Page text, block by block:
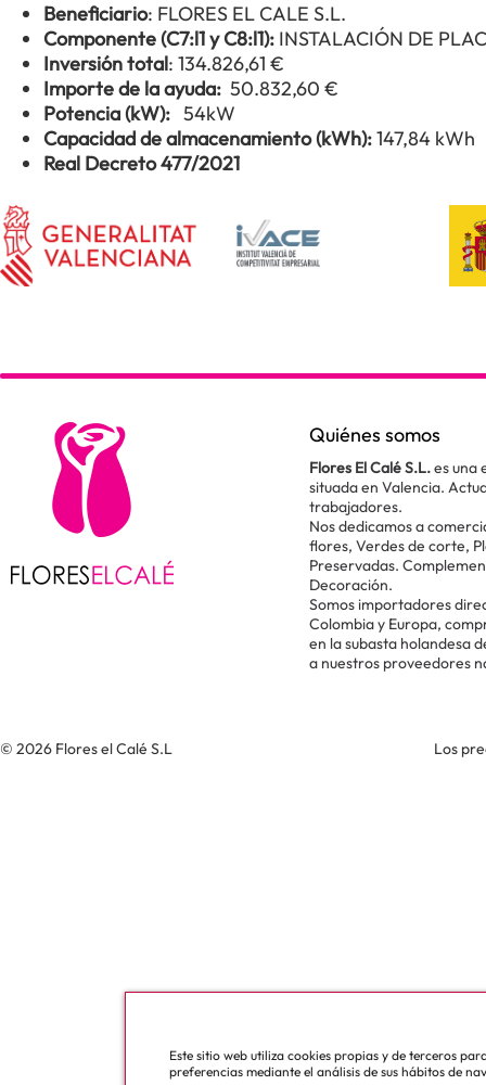
Beneficiario: FLORES EL CALE S.L.
Componente (C7:l1 y C8:l1): INSTALACIÓN DE
Inversión total: 134.826,61 €
Importe de la ayuda: 50.832,60 €
Potencia (kW): 54kW
Capacidad de almacenamiento (kWh):147,84 kWh
Real Decreto 477/2021
Quiénes somos
Flores El Calé S.L.es una
situada en Valencia.
trabajadores.
Nos dedicamos a
flores, Verdes de corte,
Preservadas.
Decoración.
Somos importadores
Colombia y Europa,
en la subasta holandesa
a nuestros proveedores
© 2026 Flores el Calé S.L Los
Este sitio web utiliza cookies propias y de terceros
preferencias mediante el análisis de sus hábitos de